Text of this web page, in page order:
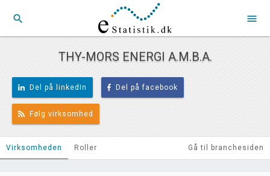
search menu
THY-MORS ENERGI A.M.B.A.
Del på linkedIn Del på facebook
Følg virksomhed
Virksomheden Roller Gå til branchesiden